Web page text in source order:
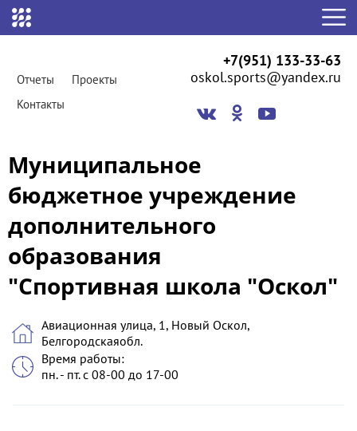
Отчеты
Проекты
Контакты
+7(951) 133-33-63
oskol.sports@yandex.ru
Муниципальное
бюджетное учреждение
дополнительного
образования
"Спортивная школа "Оскол"
Авиационная улица, 1, Новый Оскол,
Белгородскаяобл.
Время работы:
пн. - пт. с 08-00 до 17-00